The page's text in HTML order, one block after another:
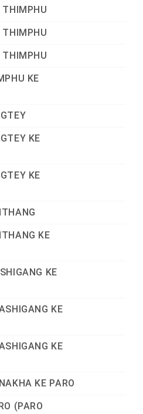
KE
KE
KE
KE
KE
KE
KE
KE PARO
(PARO